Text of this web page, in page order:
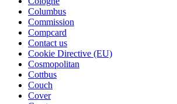
Columbus
Commission
Compcard
Contact us
Cookie Directive (EU)
Cosmopolitan
Cottbus
Couch
Cover